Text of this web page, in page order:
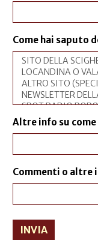
Come hai saputo
Altre info su
Commenti o altre
INVIA